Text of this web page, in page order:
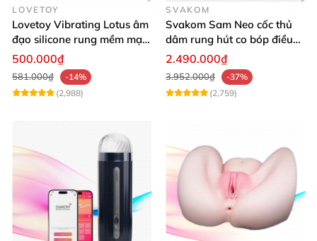
LOVETOY
Lovetoy Vibrating Lotus âm
đạo silicone rung mềm mại
kích thích
500.000₫
581.000₫
-14%
(2,988)
SVAKOM
Svakom Sam Neo cốc thủ
dâm rung hút co bóp điều
khiển App tiện lợi
2.490.000₫
3.952.000₫
-37%
(2,759)